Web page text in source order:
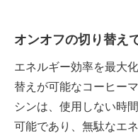
オンオフの切り替え
エネルギー効率を最大
替えが可能なコーヒー
シンは、使用しない時
可能であり、無駄なエ